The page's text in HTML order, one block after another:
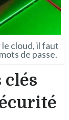
cloud, il faut
de passe.